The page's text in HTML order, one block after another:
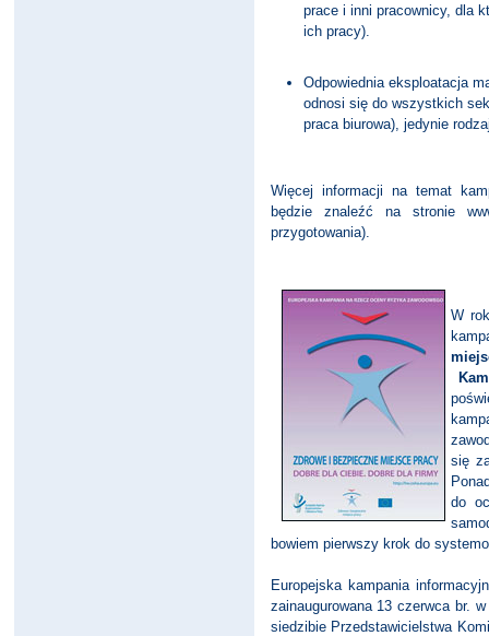
prace i inni pracownicy, dla
ich pracy).
Odpowiednia eksploatacja
odnosi się do wszystkich
praca biurowa), jedynie
Więcej informacji na temat
będzie znaleźć na stronie
przygotowania).
W
się
do
bowiem pierwszy krok do
Europejska kampania
zainaugurowana 13 czerwca br.
siedzibie Przedstawicielstwa